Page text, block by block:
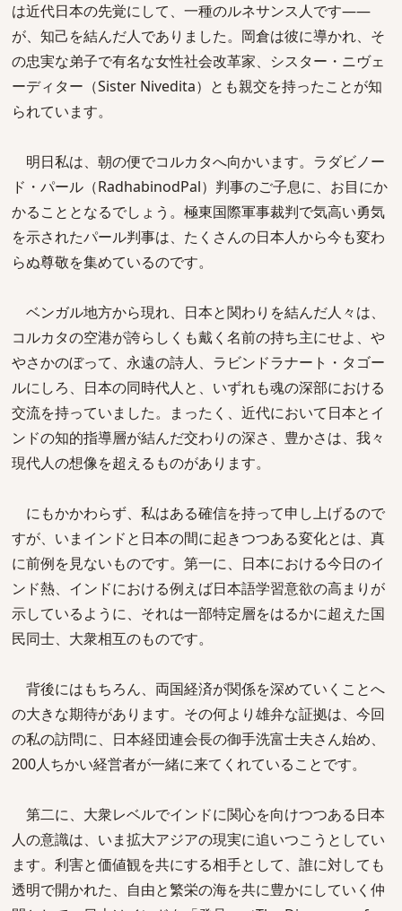
は近代日本の先覚にして、一種のルネサンス人です――
が、知己を結んだ人でありました。岡倉は彼に導かれ、そ
の忠実な弟子で有名な女性社会改革家、シスター・ニヴェ
ーディター（Sister Nivedita）とも親交を持ったことが知
られています。
明日私は、朝の便でコルカタへ向かいます。ラダビノー
ド・パール（RadhabinodPal）判事のご子息に、お目にか
かることとなるでしょう。極東国際軍事裁判で気高い勇気
を示されたパール判事は、たくさんの日本人から今も変わ
らぬ尊敬を集めているのです。
ベンガル地方から現れ、日本と関わりを結んだ人々は、
コルカタの空港が誇らしくも戴く名前の持ち主にせよ、や
やさかのぼって、永遠の詩人、ラビンドラナート・タゴー
ルにしろ、日本の同時代人と、いずれも魂の深部における
交流を持っていました。まったく、近代において日本とイ
ンドの知的指導層が結んだ交わりの深さ、豊かさは、我々
現代人の想像を超えるものがあります。
にもかかわらず、私はある確信を持って申し上げるので
すが、いまインドと日本の間に起きつつある変化とは、真
に前例を見ないものです。第一に、日本における今日のイ
ンド熱、インドにおける例えば日本語学習意欲の高まりが
示しているように、それは一部特定層をはるかに超えた国
民同士、大衆相互のものです。
背後にはもちろん、両国経済が関係を深めていくことへ
の大きな期待があります。その何より雄弁な証拠は、今回
の私の訪問に、日本経団連会長の御手洗富士夫さん始め、
200人ちかい経営者が一緒に来てくれていることです。
第二に、大衆レベルでインドに関心を向けつつある日本
人の意識は、いま拡大アジアの現実に追いつこうとしてい
ます。利害と価値観を共にする相手として、誰に対しても
透明で開かれた、自由と繁栄の海を共に豊かにしていく仲